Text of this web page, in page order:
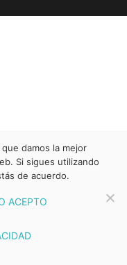
damos la mejor
Si sigues utilizando
de acuerdo.
ACEPTO